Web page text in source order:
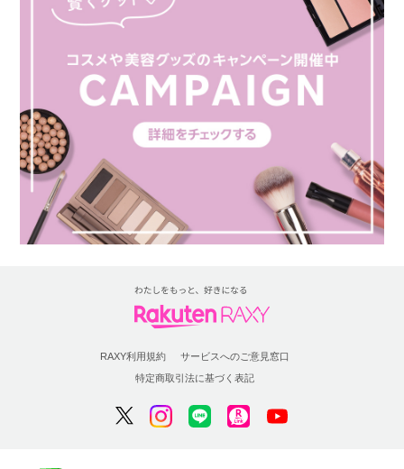
RAXY利用規約
サービスへのご意見窓口
特定商取引法に基づく表記